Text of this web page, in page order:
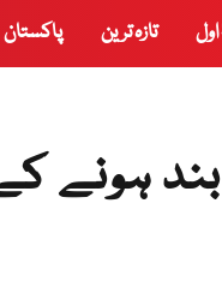
تازہ ترین پاکستان
ہونے